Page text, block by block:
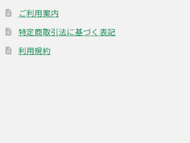
ご利用案内
特定商取引法に基づく表記
利用規約